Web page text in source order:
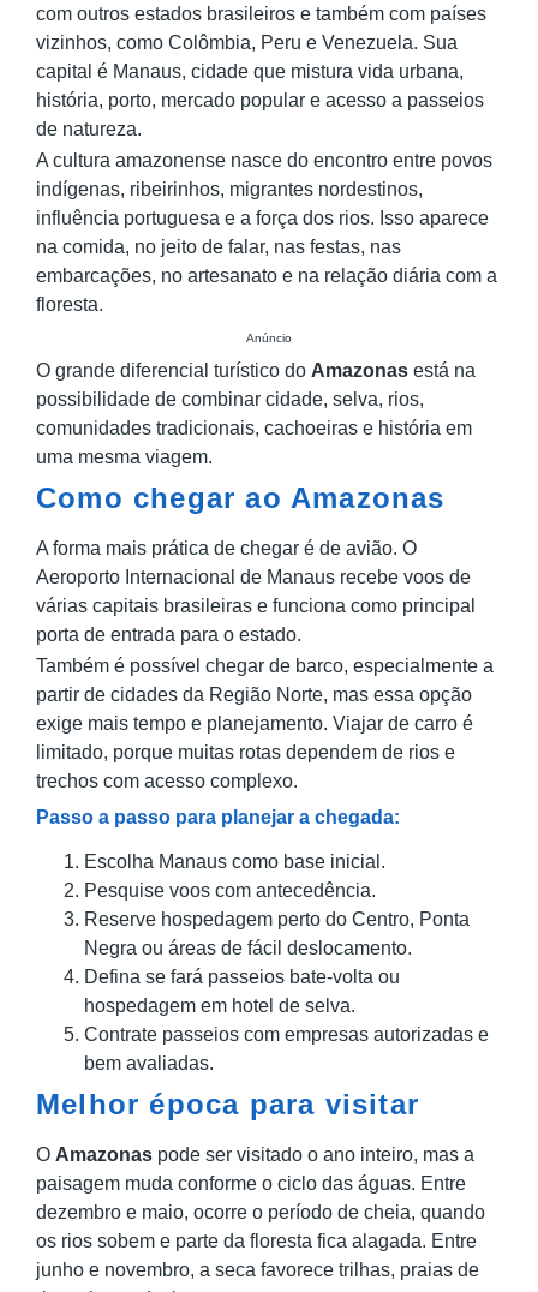
com outros estados brasileiros e também com países
vizinhos, como Colômbia, Peru e Venezuela. Sua
capital é Manaus, cidade que mistura vida urbana,
história, porto, mercado popular e acesso a passeios
de natureza.
A cultura amazonense nasce do encontro entre povos
indígenas, ribeirinhos, migrantes nordestinos,
influência portuguesa e a força dos rios. Isso aparece
na comida, no jeito de falar, nas festas, nas
embarcações, no artesanato e na relação diária com a
floresta.
Anúncio
O grande diferencial turístico do Amazonas está na
possibilidade de combinar cidade, selva, rios,
comunidades tradicionais, cachoeiras e história em
uma mesma viagem.
Como chegar ao Amazonas
A forma mais prática de chegar é de avião. O
Aeroporto Internacional de Manaus recebe voos de
várias capitais brasileiras e funciona como principal
porta de entrada para o estado.
Também é possível chegar de barco, especialmente a
partir de cidades da Região Norte, mas essa opção
exige mais tempo e planejamento. Viajar de carro é
limitado, porque muitas rotas dependem de rios e
trechos com acesso complexo.
Passo a passo para planejar a chegada:
Escolha Manaus como base inicial.
Pesquise voos com antecedência.
Reserve hospedagem perto do Centro, Ponta
Negra ou áreas de fácil deslocamento.
Defina se fará passeios bate-volta ou
hospedagem em hotel de selva.
Contrate passeios com empresas autorizadas e
bem avaliadas.
Melhor época para visitar
O Amazonas pode ser visitado o ano inteiro, mas a
paisagem muda conforme o ciclo das águas. Entre
dezembro e maio, ocorre o período de cheia, quando
os rios sobem e parte da floresta fica alagada. Entre
junho e novembro, a seca favorece trilhas, praias de